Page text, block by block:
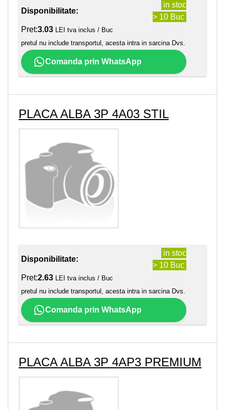
Disponibilitate:
in stoc
> 10 Buc
Pret:3.03 LEI tva inclus / Buc
pretul nu include transportul, acesta intra in sarcina Dvs.
Comanda prin WhatsApp
PLACA ALBA 3P 4A03 STIL
Disponibilitate:
in stoc
> 10 Buc
Pret:2.63 LEI tva inclus / Buc
pretul nu include transportul, acesta intra in sarcina Dvs.
Comanda prin WhatsApp
PLACA ALBA 3P 4AP3 PREMIUM